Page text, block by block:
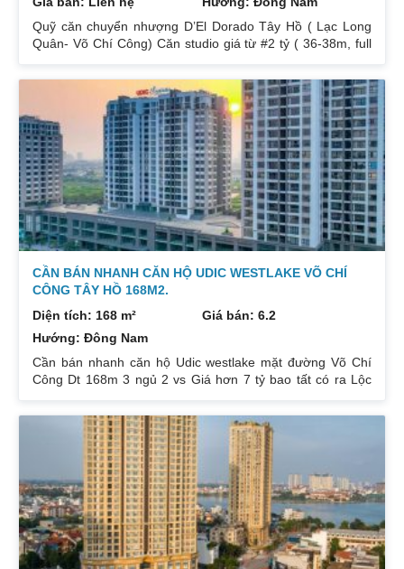
Quỹ căn chuyển nhượng D’El Dorado Tây Hồ ( Lạc Long
Quân- Võ Chí Công) Căn studio giá từ #2 tỷ ( 36-38m, full
từ #2,x tỷ ( 40-45m, 1 PN , full nội thất, view Hồ ) Căn 1PN
+ 1 , full giá từ 3,x tỷ ( 55-58m, 2 PN 1 Vs , full nội thất )
Căn 2 PN 2 VS, full nội thất giá #4,2- 9,3 tỷ tuỳ căn ( 76-
94m,full nội thất,
CẦN BÁN NHANH CĂN HỘ UDIC WESTLAKE VÕ CHÍ
CÔNG TÂY HỒ 168M2.
Diện tích: 168 m²
Giá bán: 6.2
Hướng: Đông Nam
Cần bán nhanh căn hộ Udic westlake mặt đường Võ Chí
Công Dt 168m 3 ngủ 2 vs Giá hơn 7 tỷ bao tất có ra Lộc
bơi siêu thị mật dân số 4 căn 1 sàn khuôn viên rộng .đối
diện trung tâm thương mại notte.toạ lạc khu đô thị ciputra
giữa lòng thủ đô …. Nhanh tay lh 0832133366 Để được
xem nhà và tư vấn miễn phí